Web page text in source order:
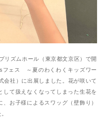
リズムホール（東京都文京区）で開
フェス ～夏のわくわくキッズワー
会社）に出展しました。花が咲いて
して扱えなくなってしまった生花を
お子様によるスワッグ（壁飾り）